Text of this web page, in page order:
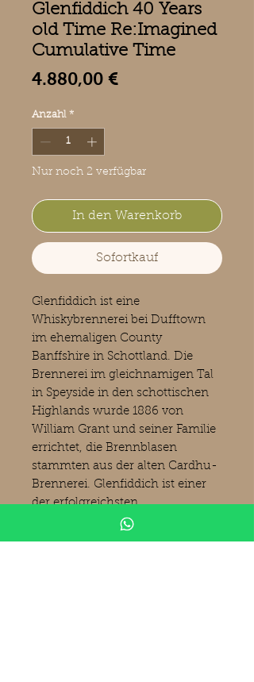
Glenfiddich 40 Years
old Time Re:Imagined
Cumulative Time
4.880,00 €Preis
Anzahl *
Nur noch 2 verfügbar
In den Warenkorb
Sofortkauf
Glenfiddich ist eine
Whiskybrennerei bei Dufftown
im ehemaligen County
Banffshire in Schottland. Die
Brennerei im gleichnamigen Tal
in Speyside in den schottischen
Highlands wurde 1886 von
William Grant und seiner Familie
errichtet, die Brennblasen
stammten aus der alten Cardhu-
Brennerei. Glenfiddich ist einer
der erfolgreichsten
Whiskyhersteller, dessen Whisky
fast auf der ganzen Welt